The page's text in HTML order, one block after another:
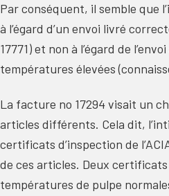
Par conséquent, il semble que
à l’égard d’un envoi livré
17771) et non à l’égard de
températures élevées
La facture no 17294 visait un
articles différents. Cela dit,
certificats d’inspection de
de ces articles. Deux
températures de pulpe